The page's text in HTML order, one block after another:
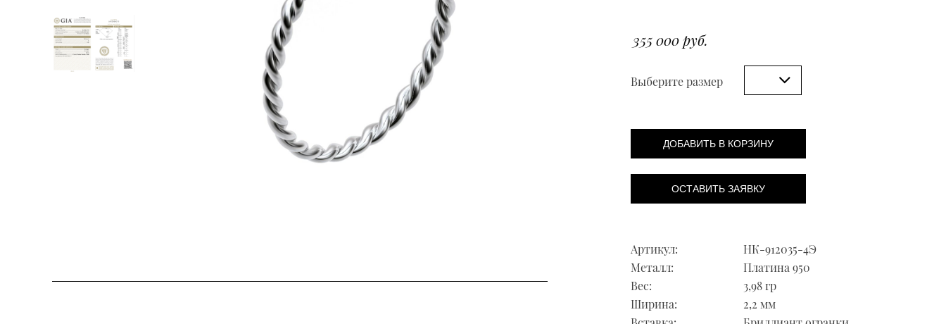
355 000 руб.
Выберите размер
ДОБАВИТЬ В КОРЗИНУ
ОСТАВИТЬ ЗАЯВКУ
Артикул:
НК-912035-4Э
Металл:
Платина 950
Вес:
3,98 гр
Ширина:
2,2 мм